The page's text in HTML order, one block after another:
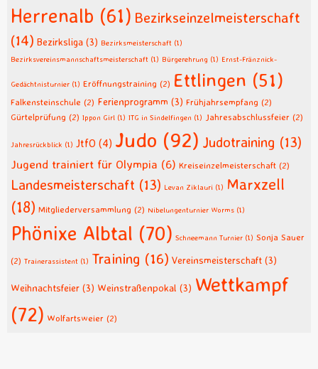
Herrenalb (61) Bezirkseinzelmeisterschaft
(14) Bezirksliga (3) Bezirksmeisterschaft (1)
Bezirksvereinsmannschaftsmeisterschaft (1) Bürgerehrung (1) Ernst-Fränznick-
Gedächtnisturnier (1) Eröffnungstraining (2) Ettlingen (51)
Falkensteinschule (2) Ferienprogramm (3) Frühjahrsempfang (2)
Gürtelprüfung (2) Ippon Girl (1) ITG in Sindelfingen (1) Jahresabschlussfeier (2)
Jahresrückblick (1) JtfO (4) Judo (92) Judotraining (13)
Jugend trainiert für Olympia (6) Kreiseinzelmeisterschaft (2)
Landesmeisterschaft (13) Levan Ziklauri (1) Marxzell
(18) Mitgliederversammlung (2) Nibelungenturnier Worms (1)
Phönixe Albtal (70) Schneemann Turnier (1) Sonja Sauer
(2) Trainerassistent (1) Training (16) Vereinsmeisterschaft (3)
Weihnachtsfeier (3) Weinstraßenpokal (3) Wettkampf
(72) Wolfartsweier (2)